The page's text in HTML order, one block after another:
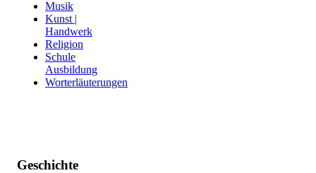
Musik
Kunst |
Handwerk
Religion
Schule
Ausbildung
Worterläuterungen
Geschichte